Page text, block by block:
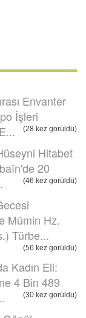
Envanter
İşleri
(28 kez görüldü)
Hitabet
20
(46 kez görüldü)
Mümin Hz.
Türbe...
(56 kez görüldü)
Kadın Eli:
4 Bin 489
(30 kez görüldü)